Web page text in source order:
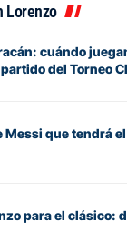
Lorenzo
cuándo
del Torneo
Messi que tendrá
para el clásico: